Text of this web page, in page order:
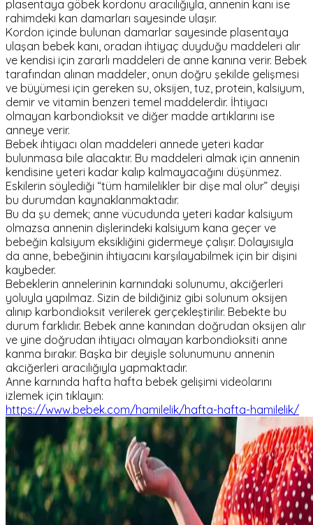
plasentaya göbek kordonu aracılığıyla, annenin kanı ise
rahimdeki kan damarları sayesinde ulaşır.
Kordon içinde bulunan damarlar sayesinde plasentaya
ulaşan bebek kanı, oradan ihtiyaç duyduğu maddeleri alır
ve kendisi için zararlı maddeleri de anne kanına verir. Bebek
tarafından alınan maddeler, onun doğru şekilde gelişmesi
ve büyümesi için gereken su, oksijen, tuz, protein, kalsiyum,
demir ve vitamin benzeri temel maddelerdir. İhtiyacı
olmayan karbondioksit ve diğer madde artıklarını ise
anneye verir.
Bebek ihtiyacı olan maddeleri annede yeteri kadar
bulunmasa bile alacaktır. Bu maddeleri almak için annenin
kendisine yeteri kadar kalıp kalmayacağını düşünmez.
Eskilerin söylediği “tüm hamilelikler bir dişe mal olur” deyişi
bu durumdan kaynaklanmaktadır.
Bu da şu demek; anne vücudunda yeteri kadar kalsiyum
olmazsa annenin dişlerindeki kalsiyum kana geçer ve
bebeğin kalsiyum eksikliğini gidermeye çalışır. Dolayısıyla
da anne, bebeğinin ihtiyacını karşılayabilmek için bir dişini
kaybeder.
Bebeklerin annelerinin karnındaki solunumu, akciğerleri
yoluyla yapılmaz. Sizin de bildiğiniz gibi solunum oksijen
alınıp karbondioksit verilerek gerçekleştirilir. Bebekte bu
durum farklıdır. Bebek anne kanından doğrudan oksijen alır
ve yine doğrudan ihtiyacı olmayan karbondioksiti anne
kanma bırakır. Başka bir deyişle solunumunu annenin
akciğerleri aracılığıyla yapmaktadır.
Anne karnında hafta hafta bebek gelişimi videolarını
izlemek için tıklayın:
https://www.bebek.com/hamilelik/hafta-hafta-hamilelik/